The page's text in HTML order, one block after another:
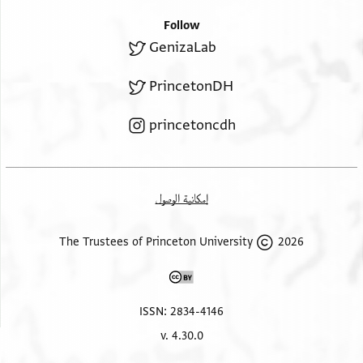
Follow
GenizaLab
PrincetonDH
princetoncdh
إمكانية الوصول
2026 The Trustees of Princeton University
ISSN: 2834-4146
v. 4.30.0